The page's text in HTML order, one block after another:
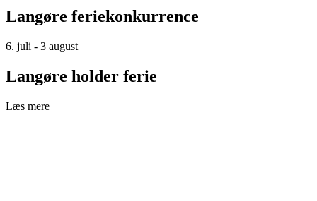
Langøre feriekonkurrence
6. juli - 3 august
Langøre holder ferie
Læs mere